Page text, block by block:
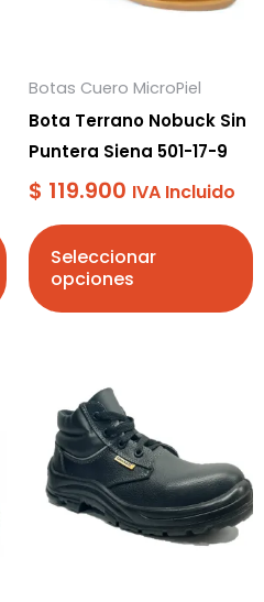
Botas Cuero MicroPiel
Bota Terrano Nobuck Sin
Puntera Siena 501-17-9
$ 119.900 IVA Incluido
Seleccionar
opciones
pueden
elegir
en
la
página
de
producto
producto
tiene
múltiples
variantes.